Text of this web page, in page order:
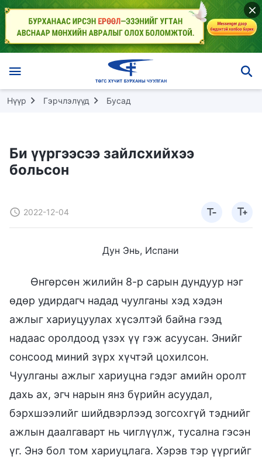
Нүүр Гэрчлэлүүд Бусад
Би үүргээсээ зайлсхийхээ
больсон
2022-12-04
Дун Энь, Испани
Өнгөрсөн жилийн 8-р сарын дундуур нэг
өдөр удирдагч надад чуулганы хэд хэдэн
ажлыг хариуцуулах хүсэлтэй байна гээд
надаас оролдоод үзэх үү гэж асуусан. Энийг
сонсоод миний зүрх хүчтэй цохилсон.
Чуулганы ажлыг хариуцна гэдэг амийн оролт
дахь ах, эгч нарын янз бүрийн асуудал,
бэрхшээлийг шийдвэрлээд зогсохгүй тэднийг
ажлын даалгаварт нь чиглүүлж, тусална гэсэн
үг. Энэ бол том хариуцлага. Хэрэв тэр үүргийг